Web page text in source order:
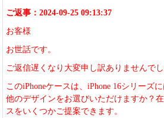
ご返事：2024-09-25 09:13:37
お客様
お世話です。
ご返信遅くなり大変申し訳ありませんでし
このiPhoneケースは、iPhone 16シリーズ
他のデザインをお選びいただけますか？
スをいくつかご提案できます。